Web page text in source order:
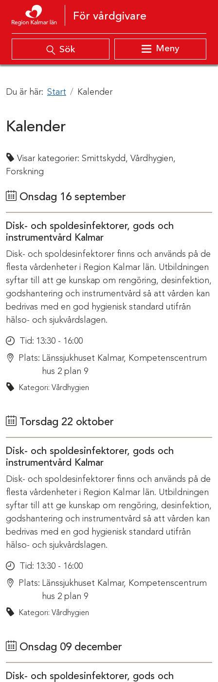
Hoppa till innehåll
För vårdgivare
Sök Meny
Du är här: Start Kalender
Kalender
Visar kategorier: Smittskydd, Vårdhygien,
Forskning
Onsdag 16 september
Disk- och spoldesinfektorer, gods och
instrumentvård Kalmar
Disk- och spoldesinfektorer finns och används på de
flesta vårdenheter i Region Kalmar län. Utbildningen
syftar till att ge kunskap om rengöring, desinfektion,
godshantering och instrumentvård så att vården kan
bedrivas med en god hygienisk standard utifrån
hälso- och sjukvårdslagen.
Tid: 13:30 - 16:00
Plats: Länssjukhuset Kalmar, Kompetenscentrum
hus 2 plan 9
Kategori: Vårdhygien
Torsdag 22 oktober
Disk- och spoldesinfektorer, gods och
instrumentvård Kalmar
Disk- och spoldesinfektorer finns och används på de
flesta vårdenheter i Region Kalmar län. Utbildningen
syftar till att ge kunskap om rengöring, desinfektion,
godshantering och instrumentvård så att vården kan
bedrivas med en god hygienisk standard utifrån
hälso- och sjukvårdslagen.
Tid: 13:30 - 16:00
Plats: Länssjukhuset Kalmar, Kompetenscentrum
hus 2 plan 9
Kategori: Vårdhygien
Onsdag 09 december
Disk- och spoldesinfektorer, gods och